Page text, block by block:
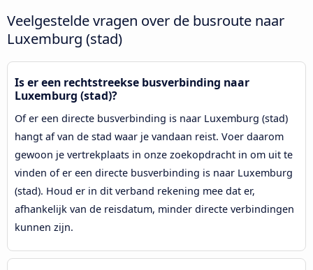
Veelgestelde vragen over de busroute naar
Luxemburg (stad)
Is er een rechtstreekse busverbinding naar
Luxemburg (stad)?
Of er een directe busverbinding is naar Luxemburg (stad)
hangt af van de stad waar je vandaan reist. Voer daarom
gewoon je vertrekplaats in onze zoekopdracht in om uit te
vinden of er een directe busverbinding is naar Luxemburg
(stad). Houd er in dit verband rekening mee dat er,
afhankelijk van de reisdatum, minder directe verbindingen
kunnen zijn.